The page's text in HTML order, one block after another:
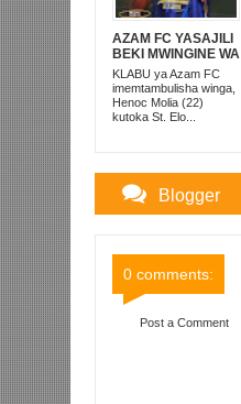
AZAM FC YASAJILI
BEKI MWINGINE WA
KATI MKONGO
KUTOKA LUPOPO
KLABU ya Azam FC
imemtambulisha winga,
Henoc Molia (22)
kutoka St. Elo...
Blogger
0 comments:
Post a Comment